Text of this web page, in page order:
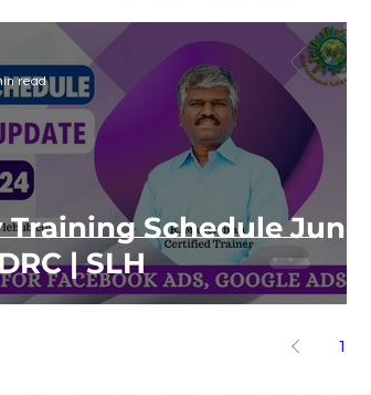
Schedule June
| SLH
read
1